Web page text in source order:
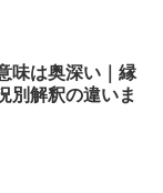
味は奥深い｜縁
別解釈の違いま